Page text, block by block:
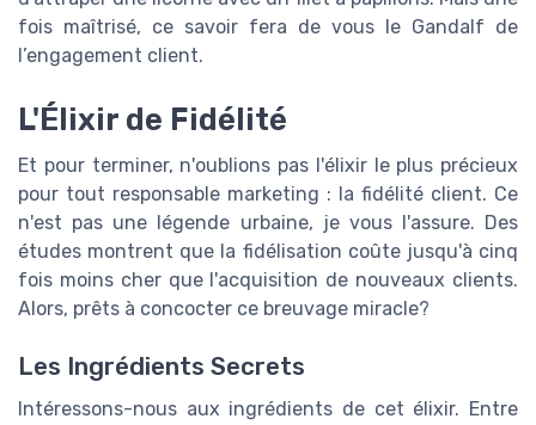
fois maîtrisé, ce savoir fera de vous le Gandalf de
l’engagement client.
L'Élixir de Fidélité
Et pour terminer, n'oublions pas l'élixir le plus précieux
pour tout responsable marketing : la fidélité client. Ce
n'est pas une légende urbaine, je vous l'assure. Des
études montrent que la fidélisation coûte jusqu'à cinq
fois moins cher que l'acquisition de nouveaux clients.
Alors, prêts à concocter ce breuvage miracle?
Les Ingrédients Secrets
Intéressons-nous aux ingrédients de cet élixir. Entre